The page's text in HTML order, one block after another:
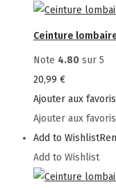
Ceinture
Note 4.80 sur 5
20,99 €
Ajouter aux favoris
Ajouter aux favoris
Add to Wishlist
Add to Wishlist